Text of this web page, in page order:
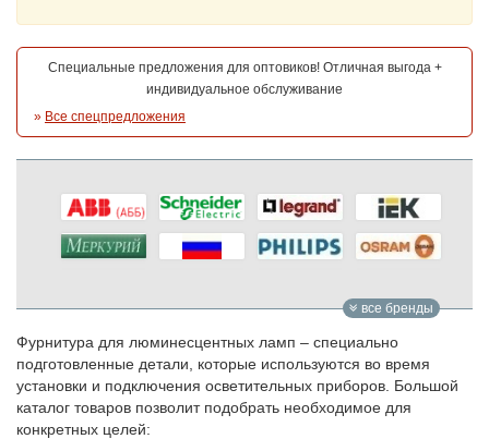
Специальные предложения для оптовиков! Отличная выгода +
индивидуальное обслуживание
» Все спецпредложения
все бренды
Фурнитура для люминесцентных ламп – специально
подготовленные детали, которые используются во время
установки и подключения осветительных приборов. Большой
каталог товаров позволит подобрать необходимое для
конкретных целей: